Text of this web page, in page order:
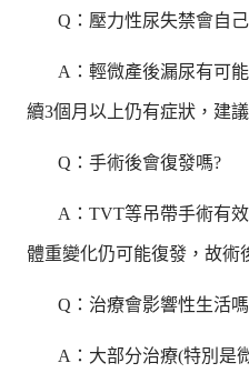
Q：壓力性尿失禁會自
A：輕微產後漏尿有可
續3個月以上仍有症狀，建
Q：手術後會復發嗎?
A：TVT等吊帶手術有
體重變化仍可能復發，故術
Q：治療會影響性生活
A：大部分治療(特別是